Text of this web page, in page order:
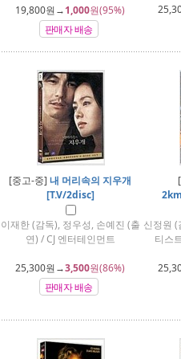
19,800원→1,000원(95%)
판매자 배송
[중고-중]내 머리속의 지우개
[T.V/2disc]
이재한 (감독), 정우성, 손예진 (출
연) / CJ 엔터테인먼트
25,300원→3,500원(86%)
판매자 배송
신정원
티스